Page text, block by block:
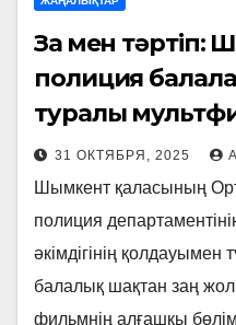
Заң мен тәртіп:
полиция
туралы
31 ОКТЯБРЯ, 2025
Шымкент қаласының
полиция
әкімдігінің қолдауымен
балалық шақтан заң
фильмнің алғашқы